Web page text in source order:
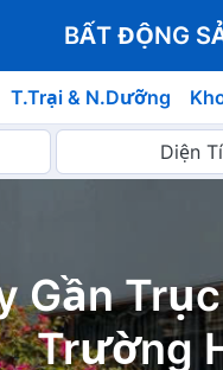
BẤT ĐỘNG
T.Trại & N.Dưỡng
Gần
Trường